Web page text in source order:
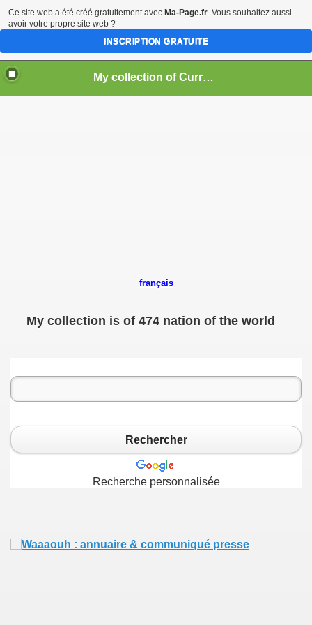
My collection of Currencies of the World ==> Coins and Banknotes
français
My collection is of 474 nation of the world
Rechercher
Recherche personnalisée
Ce site web a été créé gratuitement avec Ma-Page.fr. Vous souhaitez aussi
avoir votre propre site web ?
INSCRIPTION GRATUITE